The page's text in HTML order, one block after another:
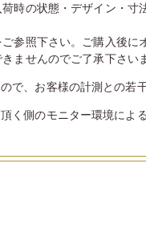
時の状態・デザイン・
参照下さい。ご購入後
ませんのでご了承下さい
で、お客様の計測との若
く側のモニター環境によ